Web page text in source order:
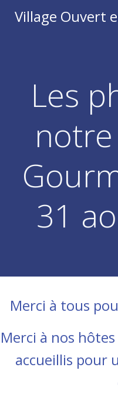
Village Ouvert
Les
31
Merci à tous
Merci à nos
accueillis pour